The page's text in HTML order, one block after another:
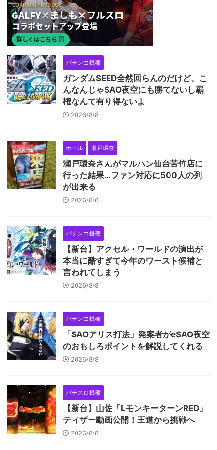
パチンコ機種
ガンダムSEED全然回らんのだけど、こ
んなんじゃSAO夜空にも勝てないし覇
権なんて有り得ないよ
2026/8/8
ホール 瀬戸環奈
瀬戸環奈さんがマルハン仙台苦竹店に
行った結果…ファン対応に500人の列
が出来る
2026/8/8
パチンコ機種
【新台】アクセル・ワールドの演出が
本当に酷すぎて今年のワースト候補と
言われてしまう
2026/8/8
パチンコ機種
「SAOアリス打法」発案者がeSAO夜空
のおもしろポイントを解説してくれる
2026/8/8
パチスロ機種
【新台】山佐「LモンキーターンRED」
ティザー動画公開！王道から挑戦へ
2026/8/8